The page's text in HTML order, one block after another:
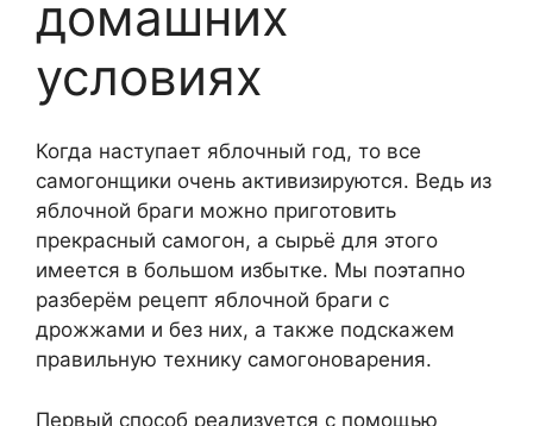
домашних
условиях
Когда наступает яблочный год, то все
самогонщики очень активизируются. Ведь из
яблочной браги можно приготовить
прекрасный самогон, а сырьё для этого
имеется в большом избытке. Мы поэтапно
разберём рецепт яблочной браги с
дрожжами и без них, а также подскажем
правильную технику самогоноварения.
Первый способ реализуется с помощью